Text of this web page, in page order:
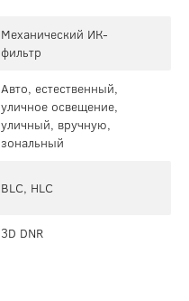
Механический ИК-
фильтр
Авто, естественный,
уличное освещение,
уличный, вручную,
зональный
BLC, HLC
3D DNR